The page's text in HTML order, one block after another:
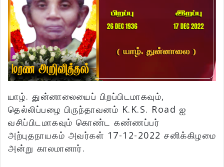
யாழ். துன்னாலையைப் பிறப்பிடமாகவும்,
தெல்லிப்பழை பிருந்தாவனம் K.K.S. Road ஐ
வசிப்பிடமாகவும் கொண்ட கண்ணப்பர்
அற்புதநாயகம் அவர்கள் 17-12-2022 சனிக்கிழமை
அன்று காலமானார்.